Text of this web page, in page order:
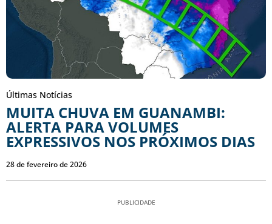
Últimas Notícias
MUITA CHUVA EM GUANAMBI:
ALERTA PARA VOLUMES
EXPRESSIVOS NOS PRÓXIMOS DIAS
28 de fevereiro de 2026
PUBLICIDADE